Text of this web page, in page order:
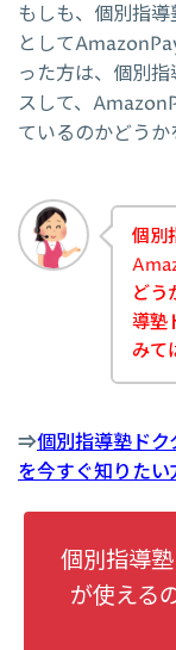
もしも、個別指
として
った方は、個別
スして、
ているのかどう
個別
どう
導塾
みて
⇒個別指導塾ド
を今すぐ知りたい
個別指導
が使える